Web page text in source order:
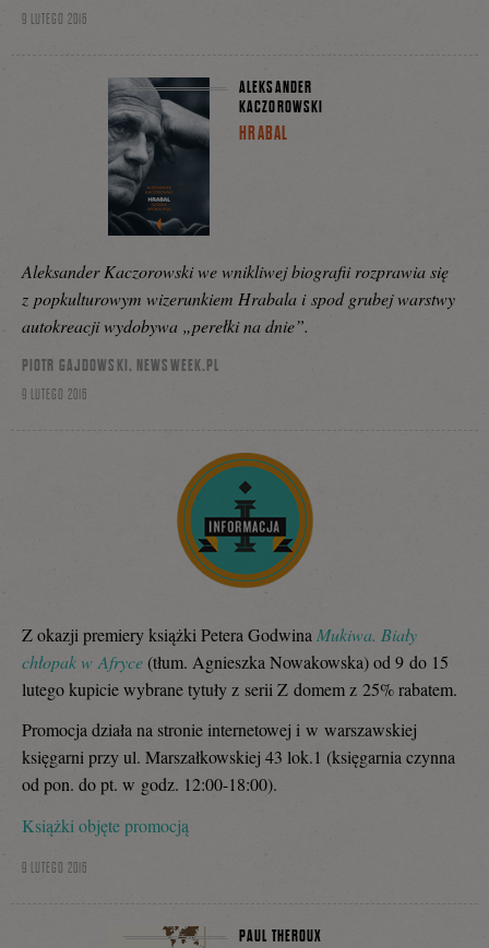
9 LUTEGO 2016
ALEKSANDER
KACZOROWSKI
HRABAL
Aleksander Kaczorowski we wnikliwej biografii rozprawia się
z popkulturowym wizerunkiem Hrabala i spod grubej warstwy
autokreacji wydobywa „perełki na dnie”.
PIOTR GAJDOWSKI, NEWSWEEK.PL
9 LUTEGO 2016
Z okazji premiery książki Petera Godwina Mukiwa. Biały
chłopak w Afryce (tłum. Agnieszka Nowakowska) od 9 do 15
lutego kupicie wybrane tytuły z serii Z domem z 25% rabatem.
Promocja działa na stronie internetowej i w warszawskiej
księgarni przy ul. Marszałkowskiej 43 lok.1 (księgarnia czynna
od pon. do pt. w godz. 12:00-18:00).
Książki objęte promocją
9 LUTEGO 2016
PAUL THEROUX